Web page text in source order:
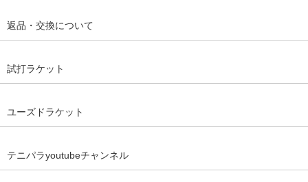
返品・交換について
試打ラケット
ユーズドラケット
テニパラyoutubeチャンネル